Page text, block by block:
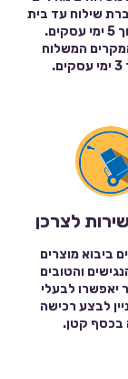
שילוח עד בית
הלקוח תוך 5 ימי עסקים.
המשלוח
לצרכן
ביבוא מוצרים
והטובים
יאפשרו לבעלי
לבצע רכישה
בכסף קטן.